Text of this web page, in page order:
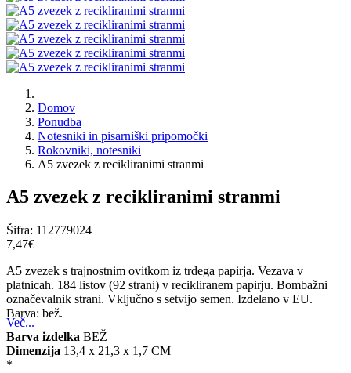
Domov
Ponudba
Notesniki in pisarniški pripomočki
Rokovniki, notesniki
A5 zvezek z recikliranimi stranmi
A5 zvezek z recikliranimi stranmi
Šifra: 112779024
7,47‎€
A5 zvezek s trajnostnim ovitkom iz trdega papirja. Vezava v
platnicah. 184 listov (92 strani) v recikliranem papirju. Bombažni
označevalnik strani. Vključno s setvijo semen. Izdelano v EU.
Barva: bež.
Več...
Barva izdelka BEŽ
Dimenzija 13,4 x 21,3 x 1,7 CM
*